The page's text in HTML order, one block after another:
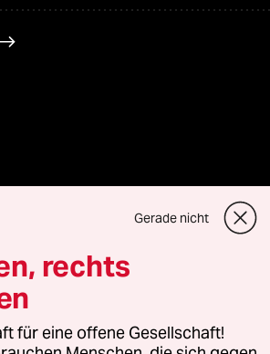
Vertriebs GmbH
rechtlichen Fragen oder für Genehmigungen
lizenzen@taz.de
Gerade nicht
rechts
für eine offene Gesellschaft!